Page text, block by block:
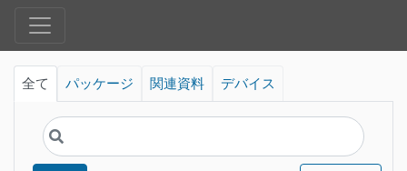
全て パッケージ 関連資料 デバイス